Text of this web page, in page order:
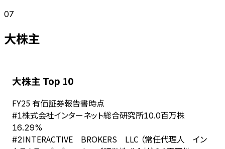
07
大株主
大株主 Top 10
FY25 有価証券報告書時点
#1株式会社インターネット総合研究所10.0百万株
16.29%
#2INTERACTIVE BROKERS LLC （常任代理人 イン